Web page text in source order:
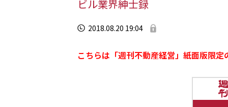
ビル業界紳士録
2018.08.20 19:04
こちらは「週刊不動産経営」紙面版限定